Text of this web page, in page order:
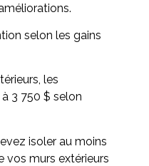
selon les gains
les
3 750 $ selon
isoler au moins
vos murs extérieurs